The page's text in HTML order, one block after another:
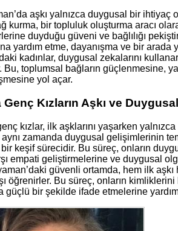
aşkı yalnızca duygusal bir ihtiyaç
kurma, bir topluluk oluşturma aracı
duyduğu güveni ve bağlılığı
yardım etme, dayanışma ve bir arada
kadınlar, duygusal zekalarını
toplumsal bağların güçlenmesine,
yol açar.
Genç Kızların Aşkı ve
kızlar, ilk aşklarını yaşarken
aynı zamanda duygusal gelişimlerinin
keşif sürecidir. Bu süreç, onların
empati geliştirmelerine ve duygusal
güvenli ortamda, hem ilk
öğrenirler. Bu süreç, onların
güçlü bir şekilde ifade etmelerine